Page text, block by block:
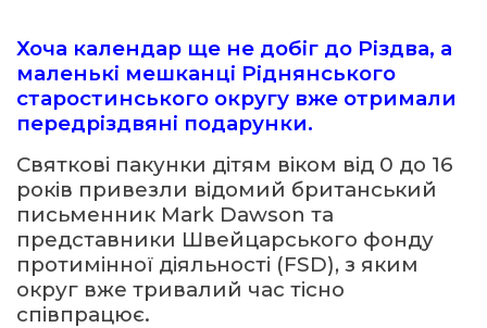
Хоча календар ще не добіг до Різдва, а
маленькі мешканці Ріднянського
старостинського округу вже отримали
передріздвяні подарунки.
Святкові пакунки дітям віком від 0 до 16
років привезли відомий британський
письменник Mark Dawson та
представники Швейцарського фонду
протимінної діяльності (FSD), з яким
округ вже тривалий час тісно
співпрацює.